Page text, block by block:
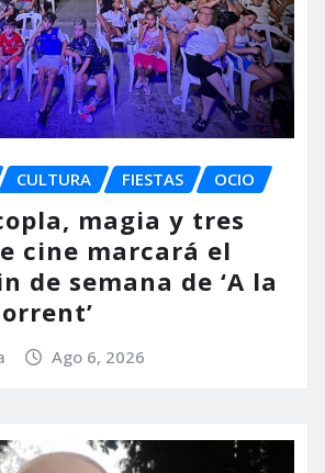
CULTURA FIESTAS OCIO
magia y tres
cine marcará el
de semana de ‘A la
Ago 6, 2026